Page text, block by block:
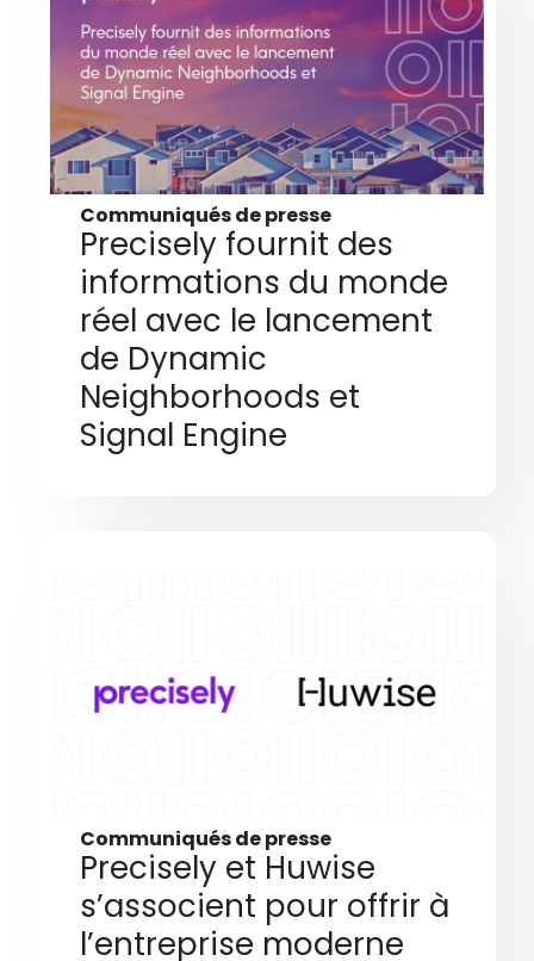
Communiqués de presse
Precisely fournit des
informations du monde
réel avec le lancement
de Dynamic
Neighborhoods et
Signal Engine
Communiqués de presse
Precisely et Huwise
s’associent pour offrir à
l’entreprise moderne